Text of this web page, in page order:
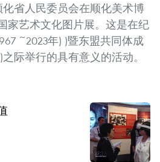
化省人民委员会在顺化美术博
家艺术文化图片展。这是在纪
~2023年) )暨东盟共同体成
际举行的具有意义的活动。